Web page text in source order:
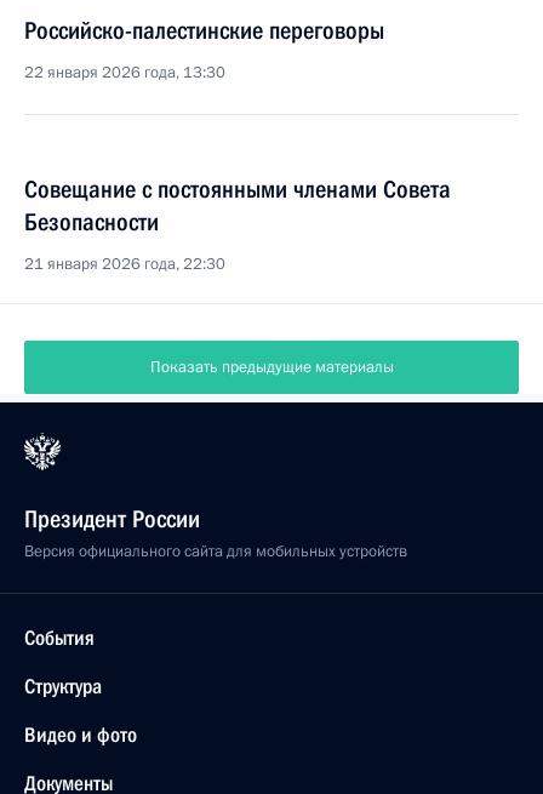
Российско-палестинские переговоры
22 января 2026 года, 13:30
Совещание с постоянными членами Совета
Безопасности
21 января 2026 года, 22:30
Показать предыдущие материалы
Президент России
Версия официального сайта для мобильных устройств
События
Структура
Видео и фото
Документы